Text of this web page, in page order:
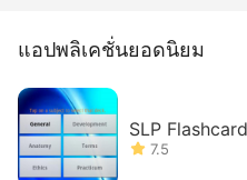
แอปพลิเคชั่นยอดนิยม
SLP
7.5